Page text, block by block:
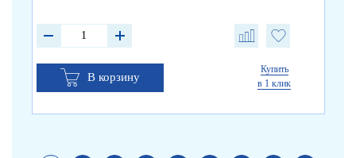
В корзину
Купить
в 1 клик